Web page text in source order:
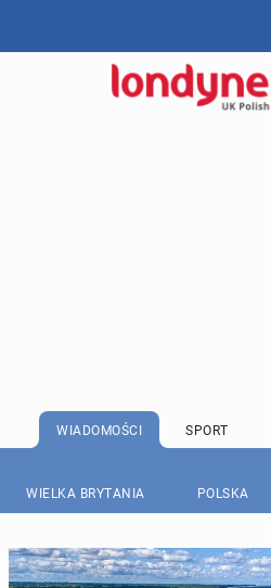
WIADOMOŚCI SPORT
WIELKA BRYTANIA POLSKA